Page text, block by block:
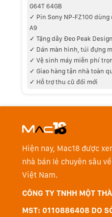
Màn trập bao trùm
điều kiện ánh sáng.
Việc đọc đồng thời
trong phòng tập thể
Chụp trước Pre-
G64T 64GB
✓ Pin Sony NP-FZ100 dùng
A9
✓ Tặng dây Đeo Peak
✓ Dán màn hình, túi đựng
✓ Vệ sinh máy miễn phí
✓ Giao hàng tận nhà toàn
✓ Hỗ trợ thu cũ đổi mới
Hiện nay, Mac18 được
nhà bán lẻ chuyên sâu
Việt Nam.
CÔNG TY TNHH MỘT
MST: 0110886408 DO